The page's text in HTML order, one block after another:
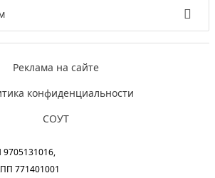
Реклама на сайте
конфиденциальности
СОУТ
771401001